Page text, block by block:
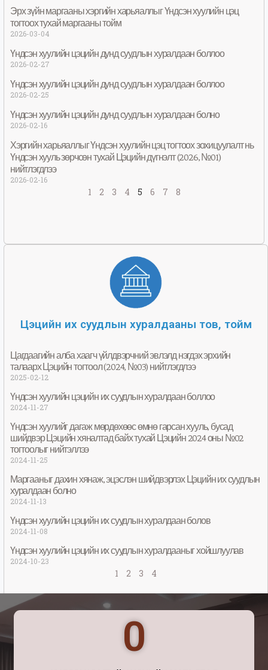
Эрх зүйн маргааны хэргийн харьяаллыг Үндсэн хуулийн цэц
тогтоох тухай маргааны тойм
2026-03-04
Үндсэн хуулийн цэцийн дунд суудлын хуралдаан боллоо
2026-02-27
Үндсэн хуулийн цэцийн дунд суудлын хуралдаан боллоо
2026-02-25
Үндсэн хуулийн цэцийн дунд суудлын хуралдаан болно
2026-02-16
Хэргийн харьяаллыг Үндсэн хуулийн цэц тогтоох зохицуулалт нь
Үндсэн хууль зөрчсөн тухай Цэцийн дүгнэлт (2026, №01)
нийтлэгдлээ
2026-02-16
1 2 3 4 5 6 7 8
Цэцийн их суудлын хуралдааны тов, тойм
Цагдаагийн алба хаагч үйлдвэрчний эвлэлд нэгдэх эрхийн
талаарх Цэцийн тогтоол (2024, №03) нийтлэгдлээ
2025-02-12
Үндсэн хуулийн цэцийн их суудлын хуралдаан боллоо
2024-11-27
Үндсэн хуулийг дагаж мөрдөхөөс өмнө гарсан хууль, бусад
шийдвэр Цэцийн хяналтад байх тухай Цэцийн 2024 оны №02
тогтоолыг нийтэллээ
2024-11-25
Маргааныг дахин хянаж, эцэслэн шийдвэрлэх Цэцийн их суудлын
хуралдаан болно
2024-11-13
Үндсэн хуулийн цэцийн их суудлын хуралдаан болов
2024-11-08
Үндсэн хуулийн цэцийн их суудлын хуралдааныг хойшлуулав
2024-10-23
1 2 3 4
0